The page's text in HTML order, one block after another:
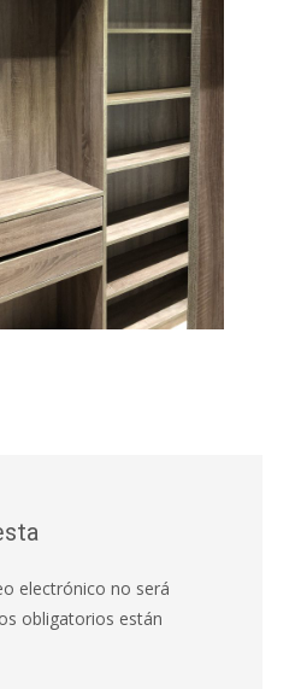
electrónico no será
obligatorios están